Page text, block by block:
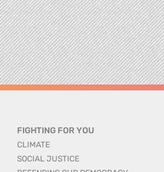
FIGHTING FOR YOU
CLIMATE
SOCIAL JUSTICE